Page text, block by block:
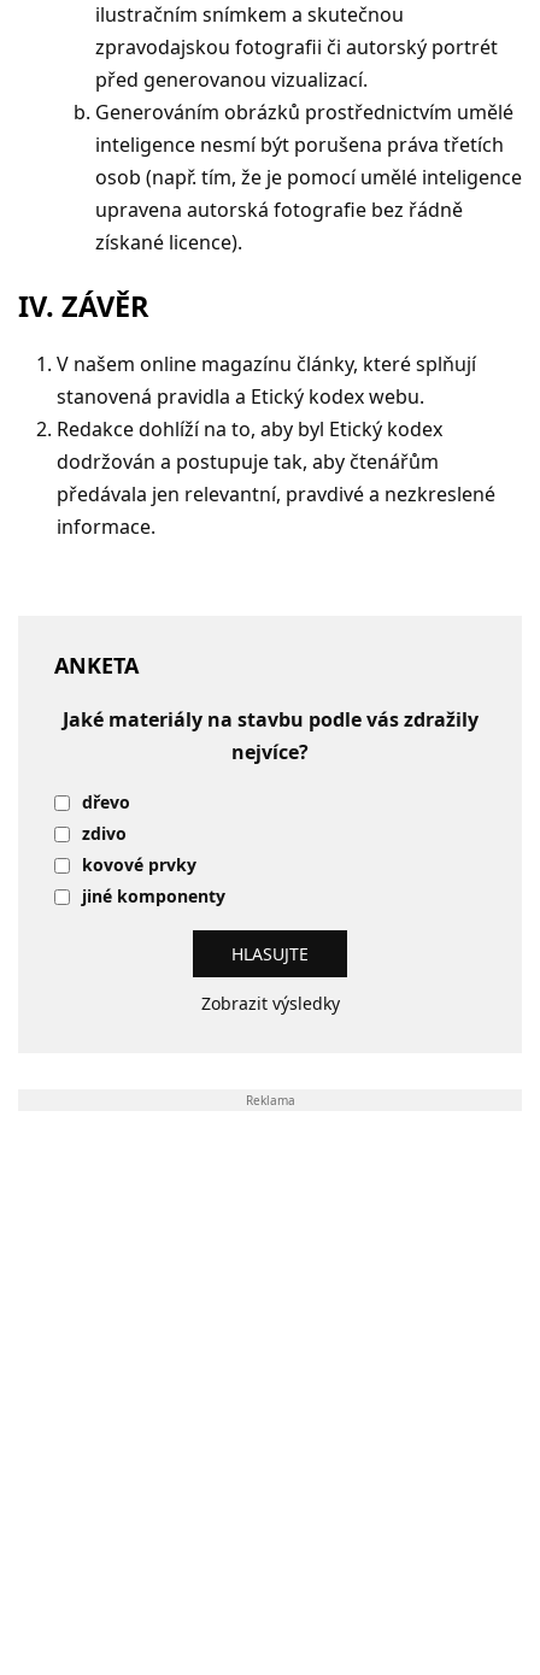
ilustračním snímkem a skutečnou
zpravodajskou fotografii či autorský portrét
před generovanou vizualizací.
Generováním obrázků prostřednictvím umělé
inteligence nesmí být porušena práva třetích
osob (např. tím, že je pomocí umělé inteligence
upravena autorská fotografie bez řádně
získané licence).
IV. ZÁVĚR
V našem online magazínu články, které splňují
stanovená pravidla a Etický kodex webu.
Redakce dohlíží na to, aby byl Etický kodex
dodržován a postupuje tak, aby čtenářům
předávala jen relevantní, pravdivé a nezkreslené
informace.
ANKETA
Jaké materiály na stavbu podle vás zdražily
nejvíce?
dřevo
zdivo
kovové prvky
jiné komponenty
Zobrazit výsledky
Reklama